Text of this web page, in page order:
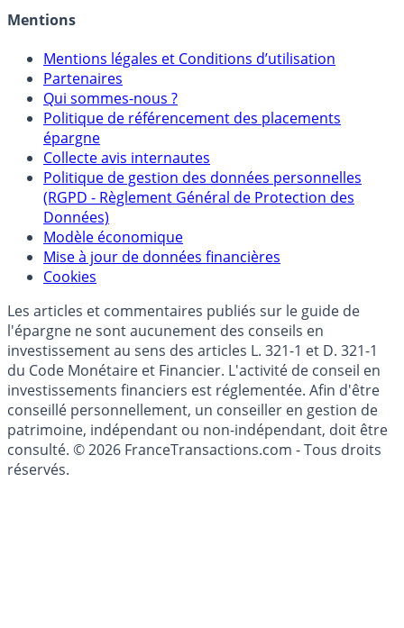
Crédit immobilier
Mentions
Mentions légales et Conditions d’utilisation
Partenaires
Qui sommes-nous ?
Politique de référencement des placements
épargne
Collecte avis internautes
Politique de gestion des données personnelles
(RGPD - Règlement Général de Protection des
Données)
Modèle économique
Cookies
Les articles et commentaires publiés sur le guide de
l'épargne ne sont aucunement des conseils en
investissement au sens des articles L. 321-1 et D. 321-1
du Code Monétaire et Financier. L'activité de conseil en
investissements financiers est réglementée. Afin d'être
conseillé personnellement, un conseiller en gestion de
patrimoine, indépendant ou non-indépendant, doit être